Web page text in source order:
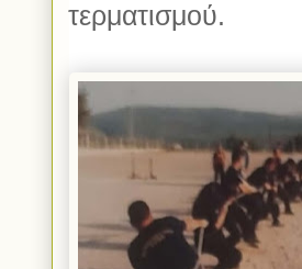
τερματισμού.